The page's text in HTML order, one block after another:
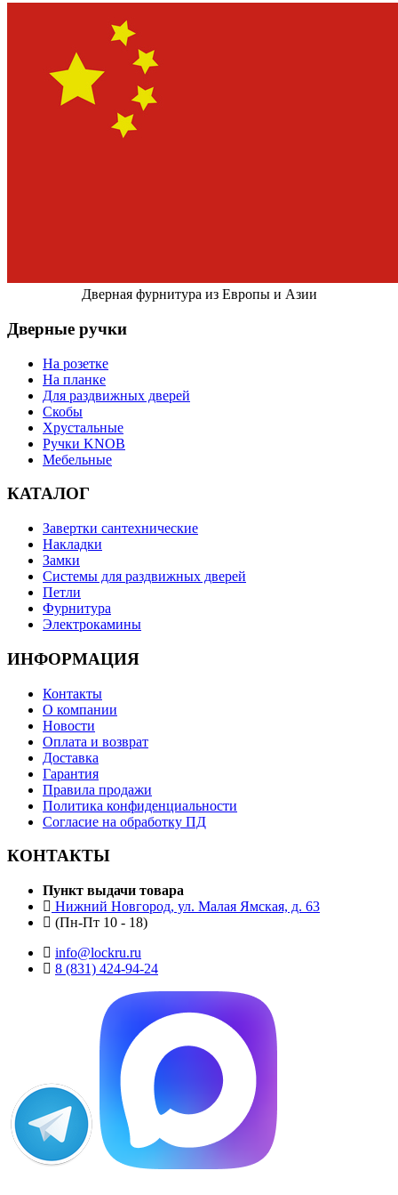
Дверная фурнитура из Европы и Азии
Дверные ручки
На розетке
На планке
Для раздвижных дверей
Скобы
Хрустальные
Ручки KNOB
Мебельные
КАТАЛОГ
Завертки сантехнические
Накладки
Замки
Системы для раздвижных дверей
Петли
Фурнитура
Электрокамины
ИНФОРМАЦИЯ
Контакты
О компании
Новости
Оплата и возврат
Доставка
Гарантия
Правила продажи
Политика конфиденциальности
Согласие на обработку ПД
КОНТАКТЫ
Пункт выдачи товара
Нижний Новгород, ул. Малая Ямская, д. 63
(Пн-Пт 10 - 18)
info@lockru.ru
8 (831) 424-94-24